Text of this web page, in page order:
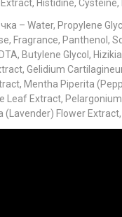
Histidine,
– Water, Propylene
Fragrance, Panthenol,
Butylene Glycol,
Gelidium
Mentha Piperita
Leaf Extract,
Flower